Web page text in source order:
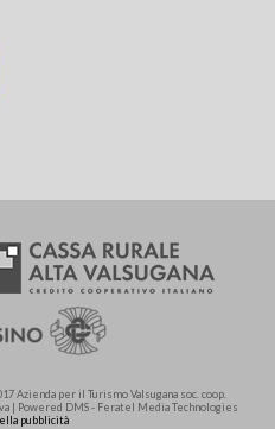
Azienda per il Turismo Valsugana soc. coop.
| Powered DMS - Feratel Media Technologies
pubblicità